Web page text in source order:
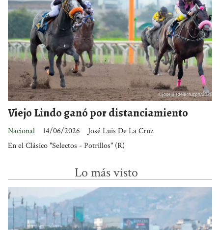
Viejo Lindo ganó por distanciamiento
José Luis De La Cruz
Nacional
14/06/2026
En el Clásico "Selectos - Potrillos" (R)
Lo más visto